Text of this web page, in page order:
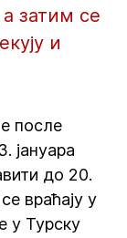
затим се
и
после
јануара
до 20.
враћају у
у Турску